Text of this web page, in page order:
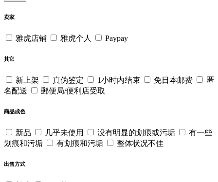
卖家
雅虎店铺 雅虎个人 Paypay
其它
新上架 真伪鉴定 1小时内结束 免日本邮费
匿
名配送
郵便局/便利店受取
商品成色
新品 几乎未使用 没有明显的划痕或污垢
有一些
划痕和污垢
有划痕和污垢 整体状况不佳
出售方式